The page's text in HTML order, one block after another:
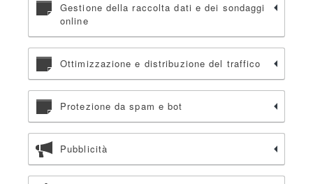
Gestione della raccolta dati e dei sondaggi
online
Ottimizzazione e distribuzione del traffico
Protezione da spam e bot
Pubblicità